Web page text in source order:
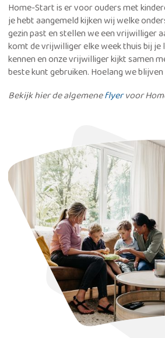
Home-Start is er voor ouders met
je hebt aangemeld kijken wij welke
gezin past en stellen we een vrijwilliger
komt de vrijwilliger elke week thuis bij je
kennen en onze vrijwilliger kijkt samen
beste kunt gebruiken. Hoelang we
Bekijk hier de algemeneflyervoor